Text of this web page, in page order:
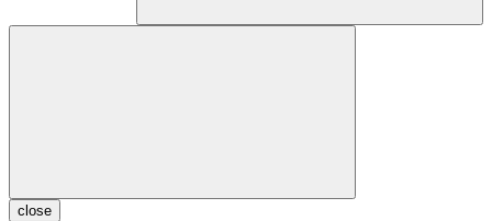
close